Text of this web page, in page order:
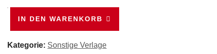
real
IN DEN WARENKORB
Kategorie: Sonstige Verlage